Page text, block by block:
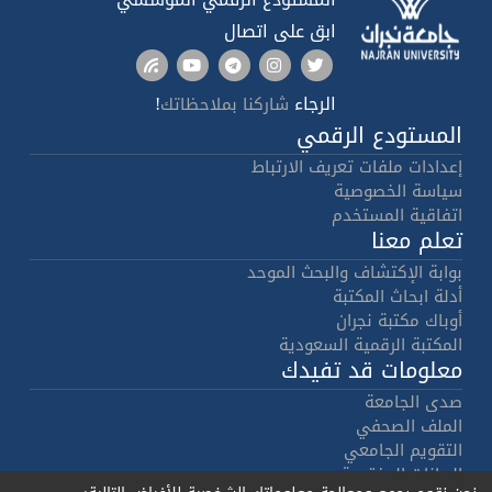
ابق على اتصال
الرجاء شاركنا بملاحظاتك!
المستودع الرقمي
إعدادات ملفات تعريف الارتباط
سياسة الخصوصية
اتفاقية المستخدم
تعلم معنا
بوابة الإكتشاف والبحث الموحد
أدلة ابحاث المكتبة
أوباك مكتبة نجران
المكتبة الرقمية السعودية
معلومات قد تفيدك
صدى الجامعة
الملف الصحفي
التقويم الجامعي
البيانات المفتوحة